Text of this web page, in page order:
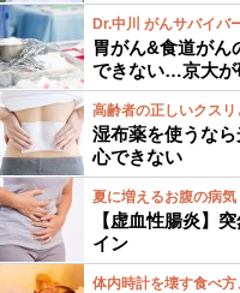
Dr.中川 がんサバイバ
胃がん&食道がん
できない…京大が
高齢者の正しいクス
湿布薬を使うな
心できない
夏に増えるお腹の病気
【虚血性腸炎】
イン
体内時計を壊す食べ